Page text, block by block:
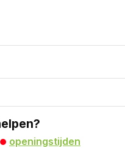
openingstijden